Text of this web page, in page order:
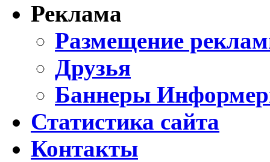
Реклама
Размещение
Друзья
Баннеры
Статистика сайта
Контакты